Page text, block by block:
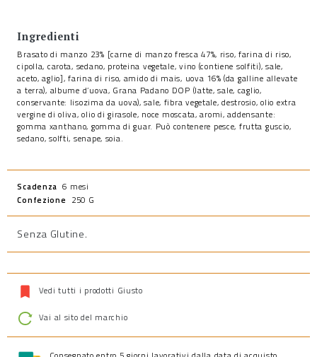
Ingredienti
Brasato di manzo 23% [carne di manzo fresca 47%, riso, farina di riso,
cipolla, carota, sedano, proteina vegetale, vino (contiene solfiti), sale,
aceto, aglio], farina di riso, amido di mais, uova 16% (da galline allevate
a terra), albume d’uova, Grana Padano DOP (latte, sale, caglio,
conservante: lisozima da uova), sale, fibra vegetale, destrosio, olio extra
vergine di oliva, olio di girasole, noce moscata, aromi, addensante:
gomma xanthano, gomma di guar. Può contenere pesce, frutta guscio,
sedano, solfti, senape, soia.
Scadenza 6 mesi
Confezione 250 G
Senza Glutine.
Vedi tutti i prodotti Giusto
Vai al sito del marchio